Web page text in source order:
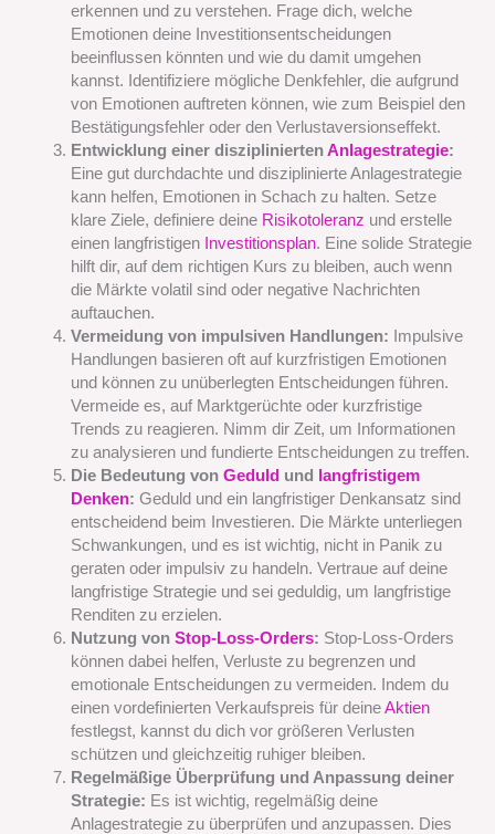
erkennen und zu verstehen. Frage dich, welche
Emotionen deine Investitionsentscheidungen
beeinflussen könnten und wie du damit umgehen
kannst. Identifiziere mögliche Denkfehler, die aufgrund
von Emotionen auftreten können, wie zum Beispiel den
Bestätigungsfehler oder den Verlustaversionseffekt.
Entwicklung einer diszipliniertenAnlagestrategie:
Eine gut durchdachte und disziplinierte Anlagestrategie
kann helfen, Emotionen in Schach zu halten. Setze
klare Ziele, definiere deine Risikotoleranz und erstelle
einen langfristigen Investitionsplan. Eine solide Strategie
hilft dir, auf dem richtigen Kurs zu bleiben, auch wenn
die Märkte volatil sind oder negative Nachrichten
auftauchen.
Vermeidung von impulsiven Handlungen:
Impulsive
Handlungen basieren oft auf kurzfristigen Emotionen
und können zu unüberlegten Entscheidungen führen.
Vermeide es, auf Marktgerüchte oder kurzfristige
Trends zu reagieren. Nimm dir Zeit, um Informationen
zu analysieren und fundierte Entscheidungen zu treffen.
Die Bedeutung von Geduld und
langfristigem
Denken: Geduld und ein langfristiger Denkansatz sind
entscheidend beim Investieren. Die Märkte unterliegen
Schwankungen, und es ist wichtig, nicht in Panik zu
geraten oder impulsiv zu handeln. Vertraue auf deine
langfristige Strategie und sei geduldig, um langfristige
Renditen zu erzielen.
Nutzung von Stop-Loss-Orders: Stop-Loss-Orders
können dabei helfen, Verluste zu begrenzen und
emotionale Entscheidungen zu vermeiden. Indem du
einen vordefinierten Verkaufspreis für deineAktien
festlegst, kannst du dich vor größeren Verlusten
schützen und gleichzeitig ruhiger bleiben.
Regelmäßige Überprüfung und Anpassung deiner
Strategie: Es ist wichtig, regelmäßig deine
Anlagestrategie zu überprüfen und anzupassen. Dies